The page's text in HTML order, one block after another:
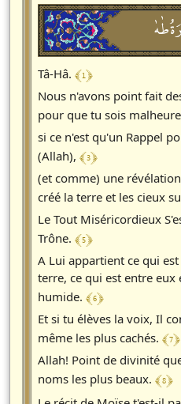
Tâ-Hâ. ﴾ 1 ﴿
Nous n'avons point fait
pour que tu sois
si ce n'est qu'un Rappel
(Allah), ﴾ 3 ﴿
(et comme) une
créé la terre et les cieux
Le Tout Miséricordieux
Trône. ﴾ 5 ﴿
A Lui appartient ce qui
terre, ce qui est entre eux
humide. ﴾ 6 ﴿
Et si tu élèves la voix, Il
même les plus cachés. ﴾ 7 ﴿
Allah! Point de divinité
noms les plus beaux. ﴾ 8 ﴿